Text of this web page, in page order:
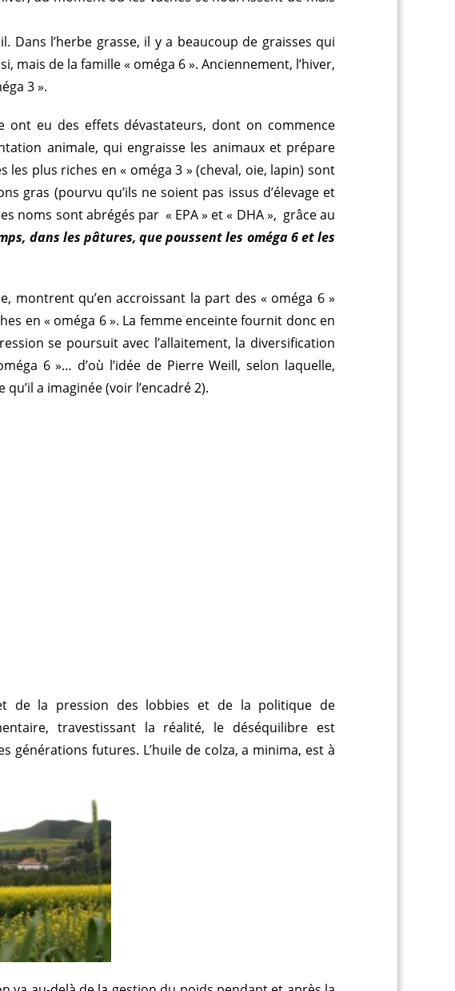
l’herbe grasse, il y a beaucoup de graisses qui
mais de la famille « oméga 6 ». Anciennement, l’hiver,
3 ».
ont eu des effets dévastateurs, dont on commence
animale, qui engraisse les animaux et prépare
les plus riches en « oméga 3 » (cheval, oie, lapin) sont
gras (pourvu qu’ils ne soient pas issus d’élevage et
noms sont abrégés par « EPA » et « DHA », grâce au
dans les pâtures, que poussent les oméga 6 et les
montrent qu’en accroissant la part des « oméga 6 »
en « oméga 6 ». La femme enceinte fournit donc en
se poursuit avec l’allaitement, la diversification
6 »… d’où l’idée de Pierre Weill, selon laquelle,
a imaginée (voir l’encadré 2).
de la pression des lobbies et de la politique de
travestissant la réalité, le déséquilibre est
futures. L’huile de colza, a minima, est à